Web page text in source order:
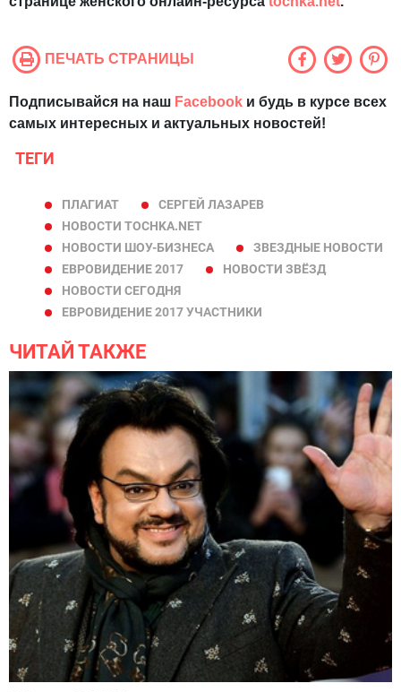
ПЕЧАТЬ СТРАНИЦЫ
Подписывайся на наш Facebook и будь в курсе всех
самых интересных и актуальных новостей!
ТЕГИ
ПЛАГИАТ
СЕРГЕЙ ЛАЗАРЕВ
НОВОСТИ TOCHKA.NET
НОВОСТИ ШОУ-БИЗНЕСА
ЗВЕЗДНЫЕ НОВОСТИ
ЕВРОВИДЕНИЕ 2017
НОВОСТИ ЗВЁЗД
НОВОСТИ СЕГОДНЯ
ЕВРОВИДЕНИЕ 2017 УЧАСТНИКИ
ЧИТАЙ ТАКЖЕ